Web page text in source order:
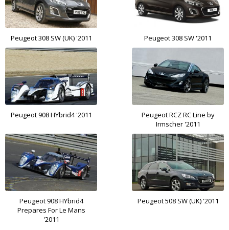
Peugeot 308 SW (UK) '2011 Peugeot 308 SW '2011
Peugeot 908 HYbrid4 '2011
Peugeot RCZ RC Line by
Irmscher '2011
Peugeot 908 HYbrid4
Prepares For Le Mans
'2011
Peugeot 508 SW (UK) '2011